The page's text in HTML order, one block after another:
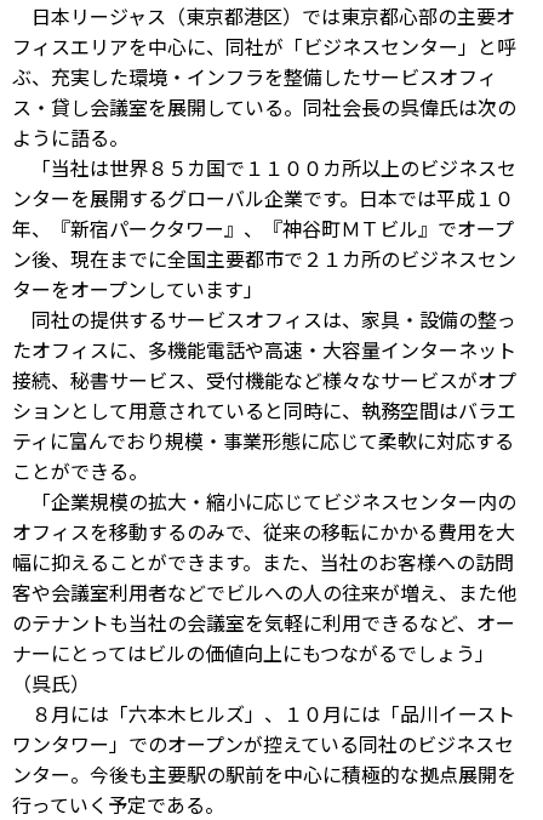
日本リージャス（東京都港区）では東京都心部の主要オ
フィスエリアを中心に、同社が「ビジネスセンター」と呼
ぶ、充実した環境・インフラを整備したサービスオフィ
ス・貸し会議室を展開している。同社会長の呉偉氏は次の
ように語る。
「当社は世界８５カ国で１１００カ所以上のビジネスセ
ンターを展開するグローバル企業です。日本では平成１０
年、『新宿パークタワー』、『神谷町ＭＴビル』でオープ
ン後、現在までに全国主要都市で２１カ所のビジネスセン
ターをオープンしています」
同社の提供するサービスオフィスは、家具・設備の整っ
たオフィスに、多機能電話や高速・大容量インターネット
接続、秘書サービス、受付機能など様々なサービスがオプ
ションとして用意されていると同時に、執務空間はバラエ
ティに富んでおり規模・事業形態に応じて柔軟に対応する
ことができる。
「企業規模の拡大・縮小に応じてビジネスセンター内の
オフィスを移動するのみで、従来の移転にかかる費用を大
幅に抑えることができます。また、当社のお客様への訪問
客や会議室利用者などでビルへの人の往来が増え、また他
のテナントも当社の会議室を気軽に利用できるなど、オー
ナーにとってはビルの価値向上にもつながるでしょう」
（呉氏）
８月には「六本木ヒルズ」、１０月には「品川イースト
ワンタワー」でのオープンが控えている同社のビジネスセ
ンター。今後も主要駅の駅前を中心に積極的な拠点展開を
行っていく予定である。